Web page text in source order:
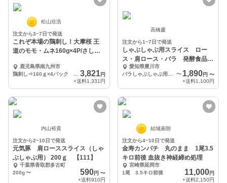
松山欣浩
注文から3~7日で発送
これぞ本場の鶏刺し！大摩桜 王
道のモモ・ムネ160g×4P/さしみ
鹿児島県南九州市
3,821円
+送料1,331円
高橋慶
注文から1~7日で発送
しゃぶしゃぶ用スライス ロー
ス・肩ロース・バラ 発酵食品を
食べた豚「雪乃醸」
愛知県豊川市
〜 1,890円 〜
+送料1,100円
内山裕貴
注文から2~10日で発送
元気豚 肩ローススライス（しゃ
ぶしゃぶ用） 200ｇ 【111】
千葉県香取郡多古町
200g〜 590円 〜
+送料910円
結城嘉朗
注文から4~10日で発送
金寿カンパチ 丸のまま 1尾3.5
キロ前後 血抜き神経締め処理
宮崎県延岡市
1尾 3.5キロ前後
11,000円
+送料2,150円